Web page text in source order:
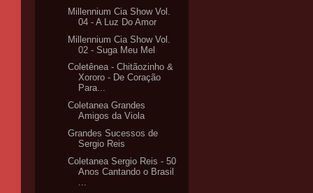
Millennium Cia Show Vol.
04 - A Luz Do Amor
Millennium Cia Show Vol.
02 - Suga Meu Mel
Coletênea - Chitãozinho &
Xororo - De Coração
Para...
Coletanea Grandes
Amigos da Viola
Grandes Sucessos de
Sergio Reis
Coletanea Sergio Reis - 50
Anos Cantando o Brasil